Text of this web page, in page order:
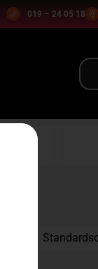
019 – 24 05 18